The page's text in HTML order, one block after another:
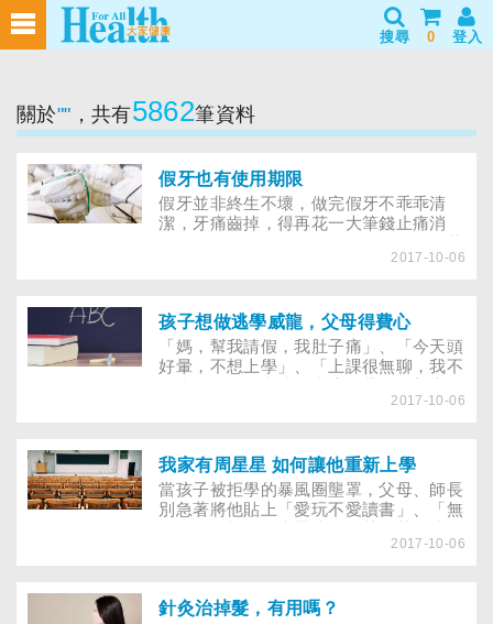
搜尋 0 登入
關於"" ，共有5862筆資料
假牙也有使用期限
假牙並非終生不壞，做完假牙不乖乖清
潔，牙痛齒掉，得再花一大筆錢止痛消
萬長，耗費上百萬元做假牙，從刷、洗，
有效地看緊荷包。口腔清潔和健康息息相
關，所謂「病從口入」，除了吃進不潔食
物，牙齒沒刷乾淨也會造成健康的隱憂。
2017-10-06
孩子想做逃學威龍，父母得費心
「媽，幫我請假，我肚子痛」、「今天頭
好暈，不想上學」、「上課很無聊，我不
嗎？拒絕上學的背後，到底隱藏著什麼問
為只是換了新環境、還沒適應，豈料情況
愈來愈不妙。小偉除了不想去學校，更抱
怨在班上沒朋友、沒人瞭解他，只要一出
家門就焦慮不安、全身不對勁，逼不得已
只好讓他請假在家。隨著請假天數愈來愈
2017-10-06
我家有周星星 如何讓他重新上學
當孩子被拒學的暴風圈壟罩，父母、師長
別急著將他貼上「愛玩不愛讀書」、「無
不來上學的原因很多，不見得是不想讀
孩子克服懼學症，重新回到校園上課，除
2017-10-06
針灸治掉髮，有用嗎？